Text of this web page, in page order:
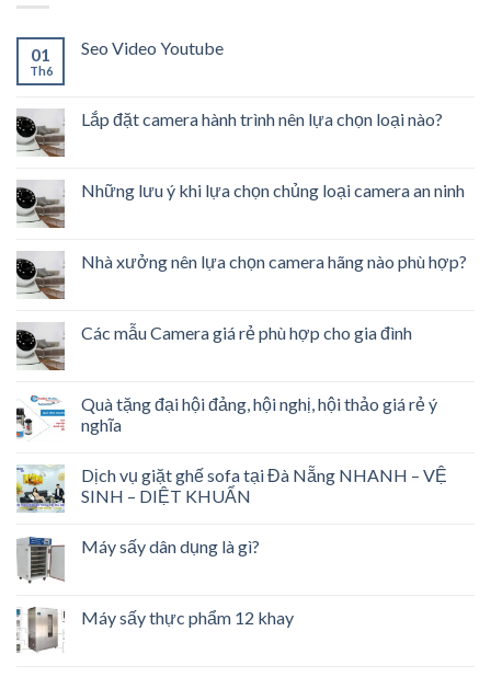
01
Th6
Seo Video Youtube
Lắp đặt camera hành trình nên lựa chọn loại nào?
Những lưu ý khi lựa chọn chủng loại camera an ninh
Nhà xưởng nên lựa chọn camera hãng nào phù hợp?
Các mẫu Camera giá rẻ phù hợp cho gia đình
Quà tặng đại hội đảng, hội nghị, hội thảo giá rẻ ý
nghĩa
Dịch vụ giặt ghế sofa tại Đà Nẵng NHANH – VỆ
SINH – DIỆT KHUẨN
Máy sấy dân dụng là gì?
Máy sấy thực phẩm 12 khay